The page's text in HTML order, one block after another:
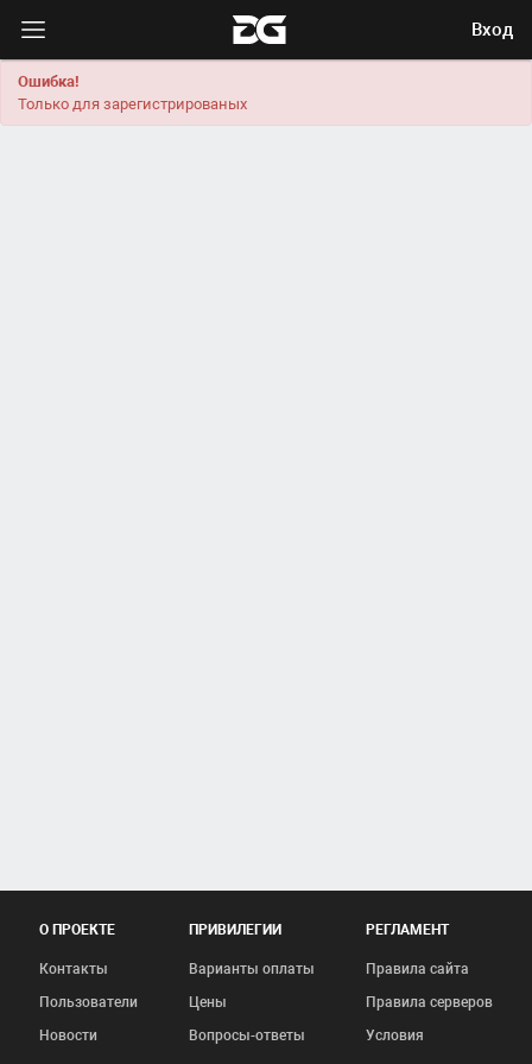
Вход
Ошибка!
Только для зарегистрированых
О ПРОЕКТЕ
Контакты
Пользователи
Новости
ПРИВИЛЕГИИ
Варианты оплаты
Цены
Вопросы-ответы
РЕГЛАМЕНТ
Правила сайта
Правила серверов
Условия